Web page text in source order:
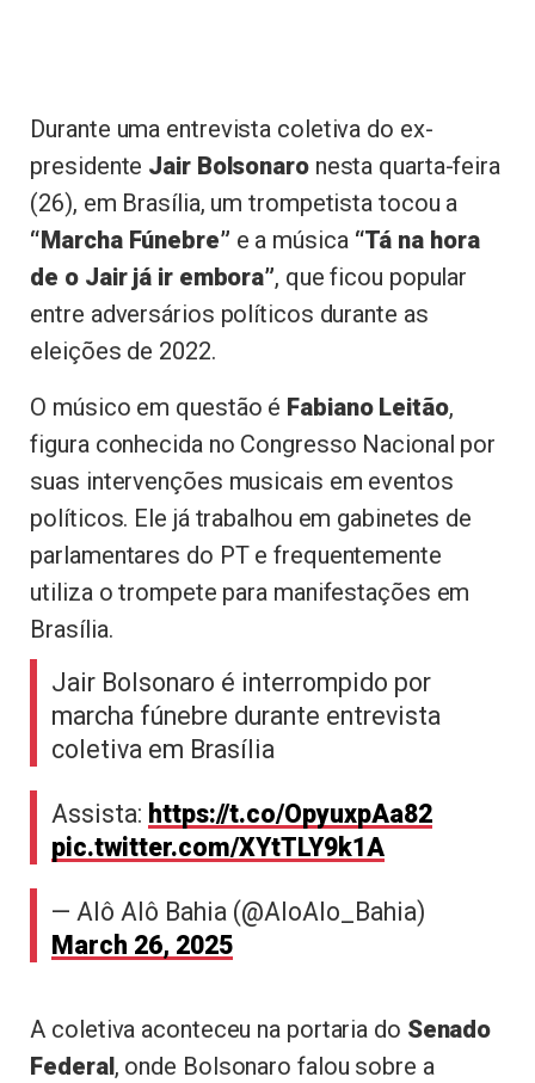
Durante uma entrevista coletiva do ex-
presidente Jair Bolsonaronesta quarta-feira
(26), em Brasília, um trompetista tocou a
“Marcha Fúnebre” e a música “Tá na hora
de o Jair já ir embora”, que ficou popular
entre adversários políticos durante as
eleições de 2022.
O músico em questão é Fabiano Leitão,
figura conhecida no Congresso Nacional por
suas intervenções musicais em eventos
políticos. Ele já trabalhou em gabinetes de
parlamentares do PT e frequentemente
utiliza o trompete para manifestações em
Brasília.
Jair Bolsonaro é interrompido por
marcha fúnebre durante entrevista
coletiva em Brasília
Assista: https://t.co/OpyuxpAa82
pic.twitter.com/XYtTLY9k1A
— Alô Alô Bahia (@AloAlo_Bahia)
March 26, 2025
A coletiva aconteceu na portaria do Senado
Federal , onde Bolsonaro falou sobre a